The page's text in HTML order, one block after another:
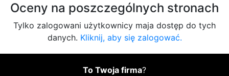
Oceny na poszczególnych stronach
Tylko zalogowani użytkownicy maja dostęp do tych
danych. Kliknij, aby się zalogować.
To Twoja firma?